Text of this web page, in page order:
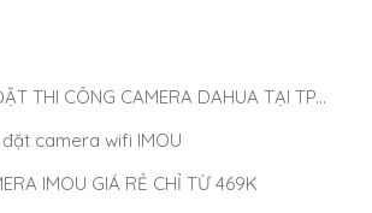
BÁO GIÁ LẮP ĐẶT THI CÔNG CAMERA DAHUA TẠI TP.HCM MỚI NHẤT 2025
camera wifi IMOU
IMOU GIÁ RẺ CHỈ TỪ 469K